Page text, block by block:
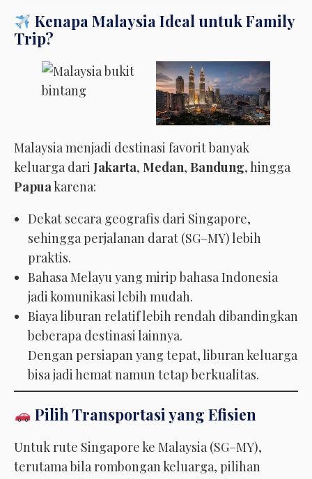
Kenapa Malaysia Ideal untuk Family
Trip?
Malaysia menjadi destinasi favorit banyak
keluarga dari Jakarta, Medan, Bandung, hingga
Papuakarena:
Dekat secara geografis dari Singapore,
sehingga perjalanan darat (SG–MY) lebih
praktis.
Bahasa Melayu yang mirip bahasa Indonesia
jadi komunikasi lebih mudah.
Biaya liburan relatif lebih rendah dibandingkan
beberapa destinasi lainnya.
Dengan persiapan yang tepat, liburan keluarga
bisa jadi hemat namun tetap berkualitas.
Pilih Transportasi yang Efisien
Untuk rute Singapore ke Malaysia (SG–MY),
terutama bila rombongan keluarga, pilihan